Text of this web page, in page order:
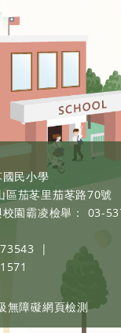
民小學
區茄苳里茄苳路70號
校園霸凌檢舉： 03-
|